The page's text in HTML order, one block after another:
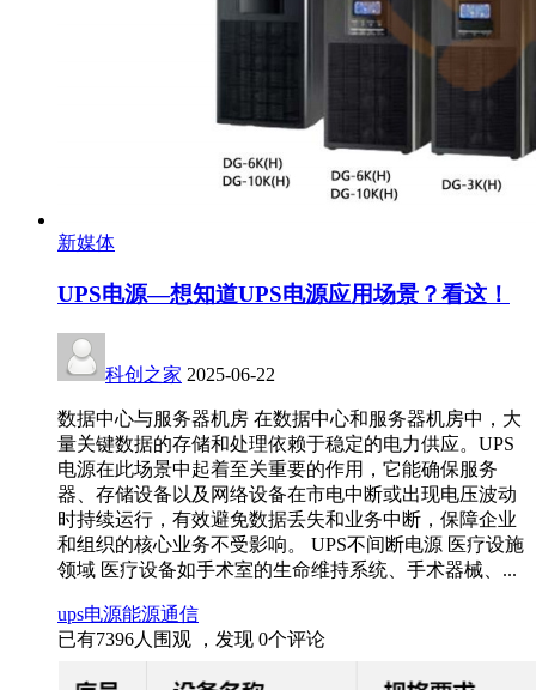
新媒体
UPS电源—想知道UPS电源应用场景？看这！
科创之家 2025-06-22
数据中心与服务器机房 在数据中心和服务器机房中，大
量关键数据的存储和处理依赖于稳定的电力供应。UPS
电源在此场景中起着至关重要的作用，它能确保服务
器、存储设备以及网络设备在市电中断或出现电压波动
时持续运行，有效避免数据丢失和业务中断，保障企业
和组织的核心业务不受影响。 UPS不间断电源 医疗设施
领域 医疗设备如手术室的生命维持系统、手术器械、...
ups电源能源通信
已有7396人围观 ，发现 0个评论